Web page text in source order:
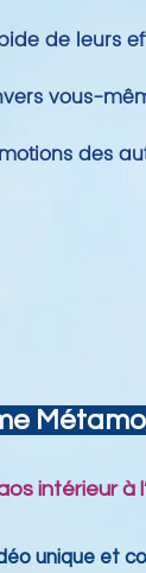
de leurs
vous-
des
intérieur à
unique et